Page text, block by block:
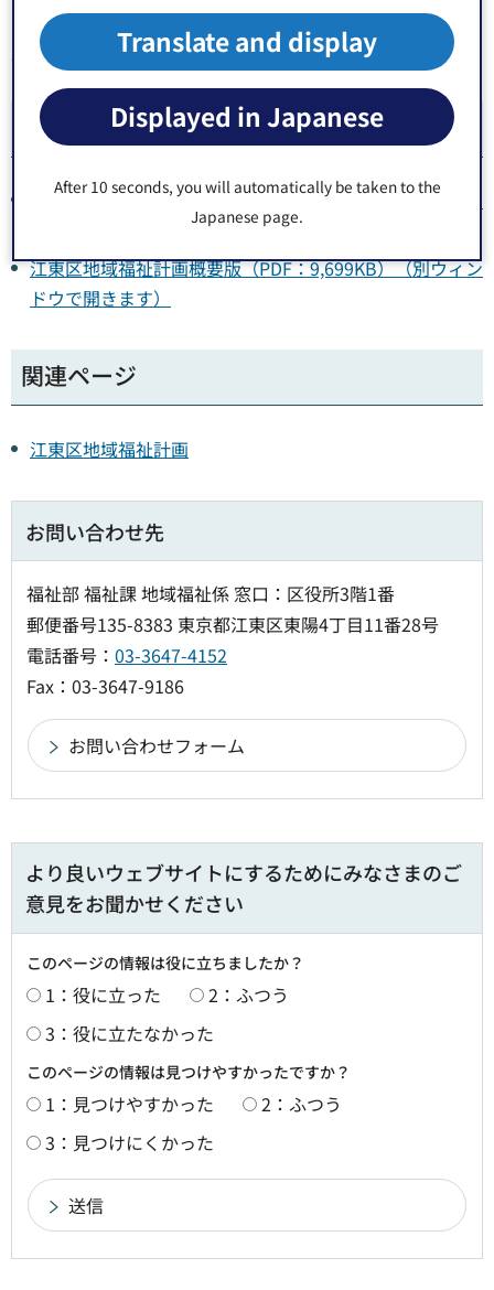
Translate and display
Displayed in Japanese
After 10 seconds, you will automatically be taken to the
Japanese page.
こうとう情報ステーション（区役所2階）
各区立図書館
関連ドキュメント
江東区地域福祉計画本編（PDF：6,605KB）（別ウィンド
江東区地域福祉計画概要版（PDF：9,699KB）（別ウィン
ドウで開きます）
関連ページ
江東区地域福祉計画
お問い合わせ先
福祉部 福祉課 地域福祉係 窓口：区役所3階1番
郵便番号135-8383 東京都江東区東陽4丁目11番28号
電話番号： 03-3647-4152
Fax：03-3647-9186
より良いウェブサイトにするためにみなさまのご
意見をお聞かせください
このページの情報は役に立ちましたか？
1：役に立った
2：ふつう
3：役に立たなかった
このページの情報は見つけやすかったですか？
1：見つけやすかった
2：ふつう
3：見つけにくかった